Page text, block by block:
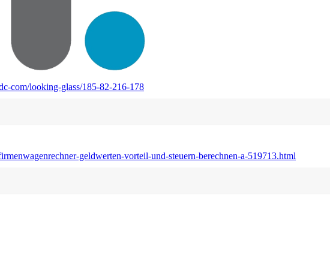
com/looking-glass/185-82-216-178
geldwerten-vorteil-und-steuern-berechnen-a-519713.html